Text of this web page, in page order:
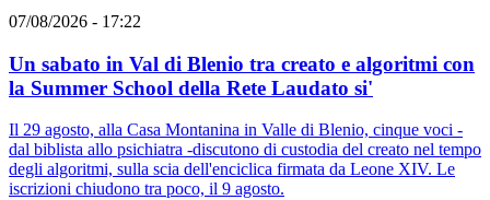
07/08/2026 - 17:22
Un sabato in Val di Blenio tra creato e algoritmi con
la Summer School della Rete Laudato si'
Il 29 agosto, alla Casa Montanina in Valle di Blenio, cinque voci -
dal biblista allo psichiatra -discutono di custodia del creato nel tempo
degli algoritmi, sulla scia dell'enciclica firmata da Leone XIV. Le
iscrizioni chiudono tra poco, il 9 agosto.